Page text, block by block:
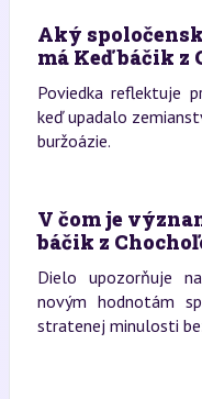
Aký
má Keď báčik z
Poviedka reflektuje
keď upadalo
buržoázie.
V čom je
báčik z
Dielo upozorňuje
novým hodnotám
stratenej minulosti